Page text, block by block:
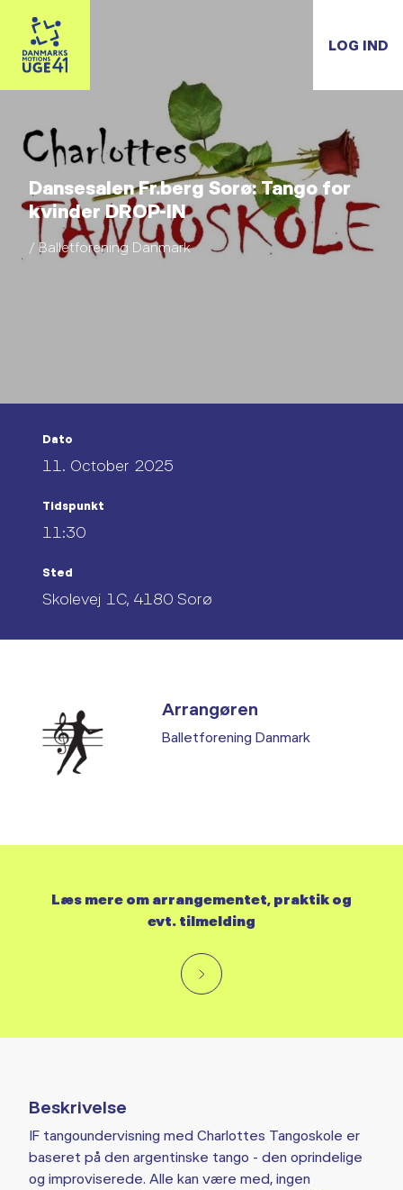
LOG IND
Dansesalen Fr.berg Sorø: Tango for
kvinder DROP-IN
/ Balletforening Danmark
Dato
11. October 2025
Tidspunkt
11:30
Sted
Skolevej 1C, 4180 Sorø
Beskrivelse
IF tangoundervisning med Charlottes Tangoskole er
baseret på den argentinske tango - den oprindelige
og improviserede. Alle kan være med, ingen
Arrangøren
Balletforening Danmark
Læs mere om arrangementet, praktik og
evt. tilmelding